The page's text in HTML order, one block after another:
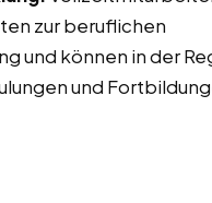
zur beruflichen
und können in der
und